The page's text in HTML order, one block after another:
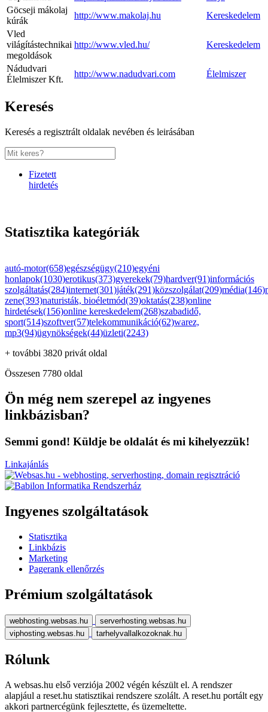
Göcseji mákolaj
kúrák
http://www.makolaj.hu
Kereskedelem
Vled
világítástechnikai
megoldások
http://www.vled.hu/ Kereskedelem
Nádudvari
Élelmiszer Kft.
http://www.nadudvari.com Élelmiszer
Keresés
Keresés a regisztrált oldalak nevében és leirásában
Fizetett
hirdetés
Statisztika kategóriák
autó-motor(658)egészségügy(210)egyéni
honlapok(1030)erotikus(373)gyerekek(79)hardver(91)információs
szolgáltatás(284)internet(301)játék(291)közszolgálat(209)média(146)
zene(393)naturisták, bioéletmód(39)oktatás(238)online
hirdetések(156)online kereskedelem(268)szabadidő,
sport(514)szoftver(57)telekommunikáció(62)warez,
mp3(94)ügynökségek(44)üzleti(2243)
+ további 3820 privát oldal
Összesen 7780 oldal
Ön még nem szerepel az ingyenes
linkbázisban?
Semmi gond! Küldje be oldalát és mi kihelyezzük!
Linkajánlás
Ingyenes szolgáltatások
Statisztika
Linkbázis
Marketing
Pagerank ellenőrzés
Prémium szolgáltatások
webhosting.websas.hu
serverhosting.websas.hu
viphosting.websas.hu
tarhelyvallalkozoknak.hu
Rólunk
A websas.hu első verziója 2002 végén készült el. A rendszer
alapjául a reset.hu statisztikai rendszere szolált. A reset.hu portált egy
akkori partnercégünk fejlesztette, és üzemeltette.